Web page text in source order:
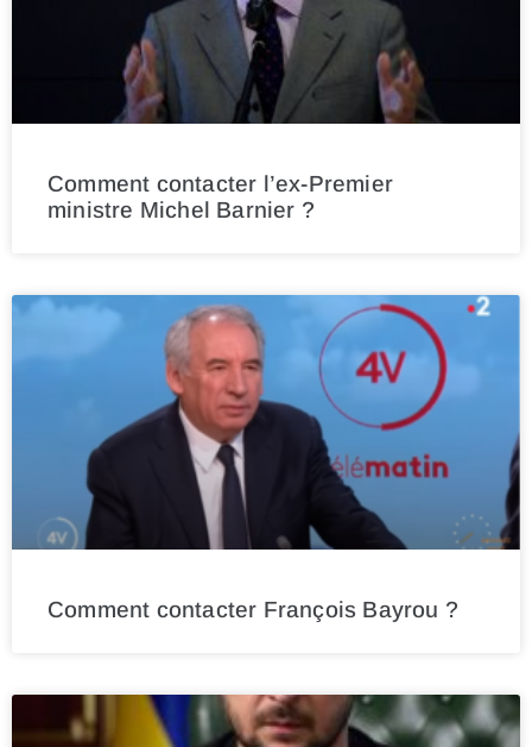
Comment contacter l’ex-Premier
ministre Michel Barnier ?
Comment contacter François Bayrou ?